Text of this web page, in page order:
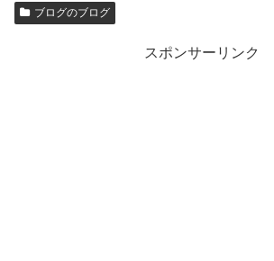
ブログのブログ
スポンサーリンク